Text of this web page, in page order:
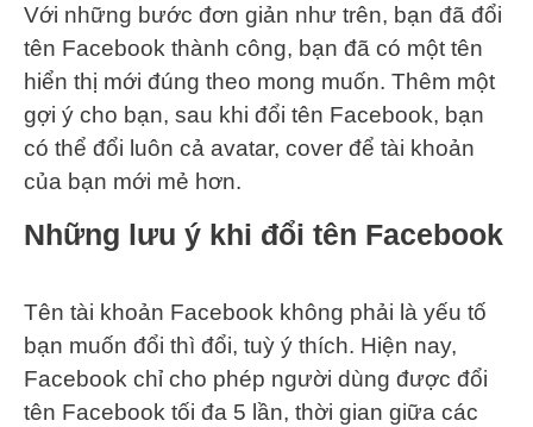
Với những bước đơn giản như trên, bạn đã đổi
tên Facebook thành công, bạn đã có một tên
hiển thị mới đúng theo mong muốn. Thêm một
gợi ý cho bạn, sau khi đổi tên Facebook, bạn
có thể đổi luôn cả avatar, cover để tài khoản
của bạn mới mẻ hơn.
Những lưu ý khi đổi tên Facebook
Tên tài khoản Facebook không phải là yếu tố
bạn muốn đổi thì đổi, tuỳ ý thích. Hiện nay,
Facebook chỉ cho phép người dùng được đổi
tên Facebook tối đa 5 lần, thời gian giữa các